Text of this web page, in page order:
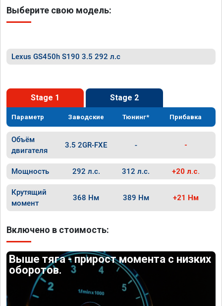
Выберите свою модель:
Lexus GS450h S190 3.5 292 л.с
Stage 1 Stage 2
Параметр Заводские Тюнинг* Прибавка
Объём
двигателя
3.5 2GR-FXE - -
Мощность 292 л.с. 312 л.с. +20 л.с.
Крутящий
момент
368 Нм 389 Нм +21 Нм
Включено в стоимость:
Выше тяга - прирост момента с низких
оборотов.